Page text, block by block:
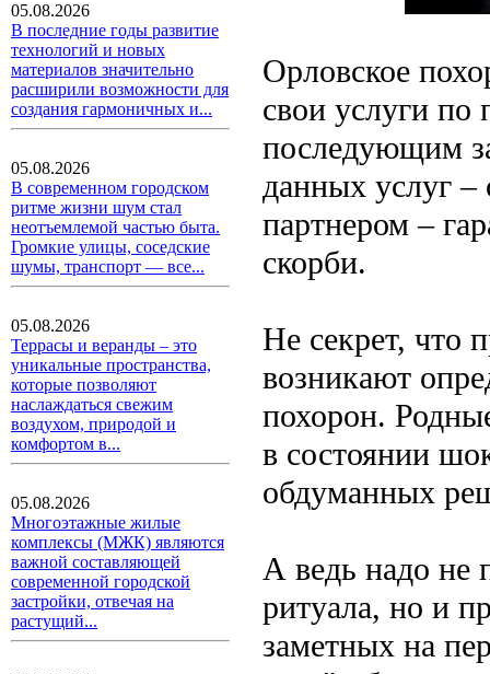
05.08.2026
В последние годы развитие
технологий и новых
материалов значительно
расширили возможности для
создания гармоничных и...
05.08.2026
В современном городском
ритме жизни шум стал
неотъемлемой частью быта.
Громкие улицы, соседские
шумы, транспорт — все...
05.08.2026
Террасы и веранды – это
уникальные пространства,
которые позволяют
наслаждаться свежим
воздухом, природой и
комфортом в...
05.08.2026
Многоэтажные жилые
комплексы (МЖК) являются
важной составляющей
современной городской
застройки, отвечая на
растущий...
Орловское
свои услуги
последующим
данных услуг
партнером –
скорби.
Не секрет, что
возникают
похорон.
в состоянии
обдуманных
А ведь надо не
ритуала, но и
заметных на